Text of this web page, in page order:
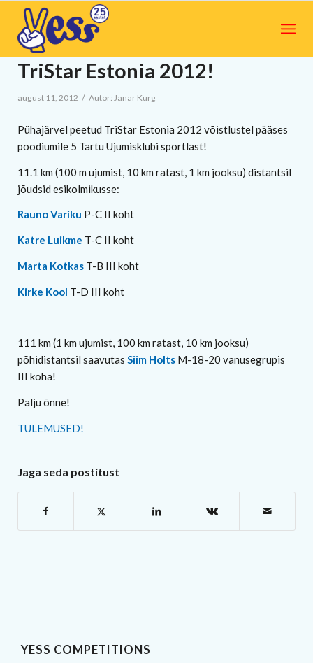
TriStar Estonia 2012!
august 11, 2012 / Autor: Janar Kurg
Pühajärvel peetud TriStar Estonia 2012 võistlustel pääses
poodiumile 5 Tartu Ujumisklubi sportlast!
11.1 km (100 m ujumist, 10 km ratast, 1 km jooksu) distantsil
jõudsid esikolmikusse:
Rauno Variku P-C II koht
Katre Luikme T-C II koht
Marta Kotkas T-B III koht
Kirke Kool T-D III koht
111 km (1 km ujumist, 100 km ratast, 10 km jooksu)
põhidistantsil saavutas Siim Holts M-18-20 vanusegrupis
III koha!
Palju õnne!
TULEMUSED!
Jaga seda postitust
YESS COMPETITIONS